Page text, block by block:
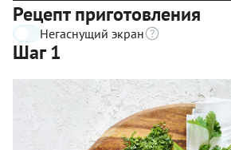
Рецепт приготовления
Негаснущий экран
Шаг 1